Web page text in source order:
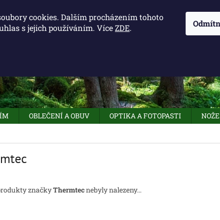
cookies. Dalším procházením tohoto
s jejich používáním. VíceZDE.
OBLEČENÍ A OBUV OPTIKA A FOTOPASTI NOŽE
značkyThermtecnebyly nalezeny...